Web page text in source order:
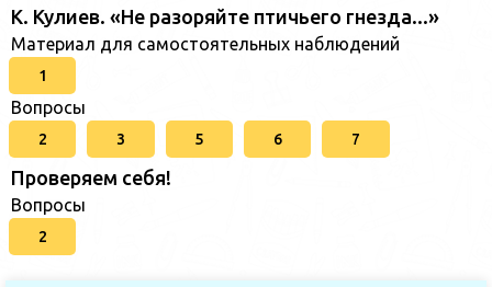
К. Кулиев. «Не разоряйте птичьего гнезда...»
Материал для самостоятельных наблюдений
1
Вопросы
2 3 5 6 7
Проверяем себя!
Вопросы
2